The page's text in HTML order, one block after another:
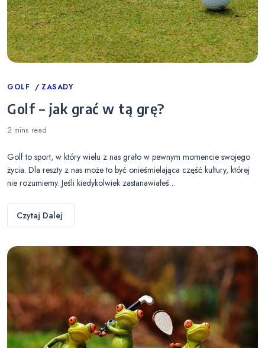
Categories
GOLF ZASADY
Golf – jak grać w tą grę?
2 mins read
Golf to sport, w który wielu z nas grało w pewnym momencie swojego
życia. Dla reszty z nas może to być onieśmielająca część kultury, której
nie rozumiemy. Jeśli kiedykolwiek zastanawiałeś…
Czytaj Dalej